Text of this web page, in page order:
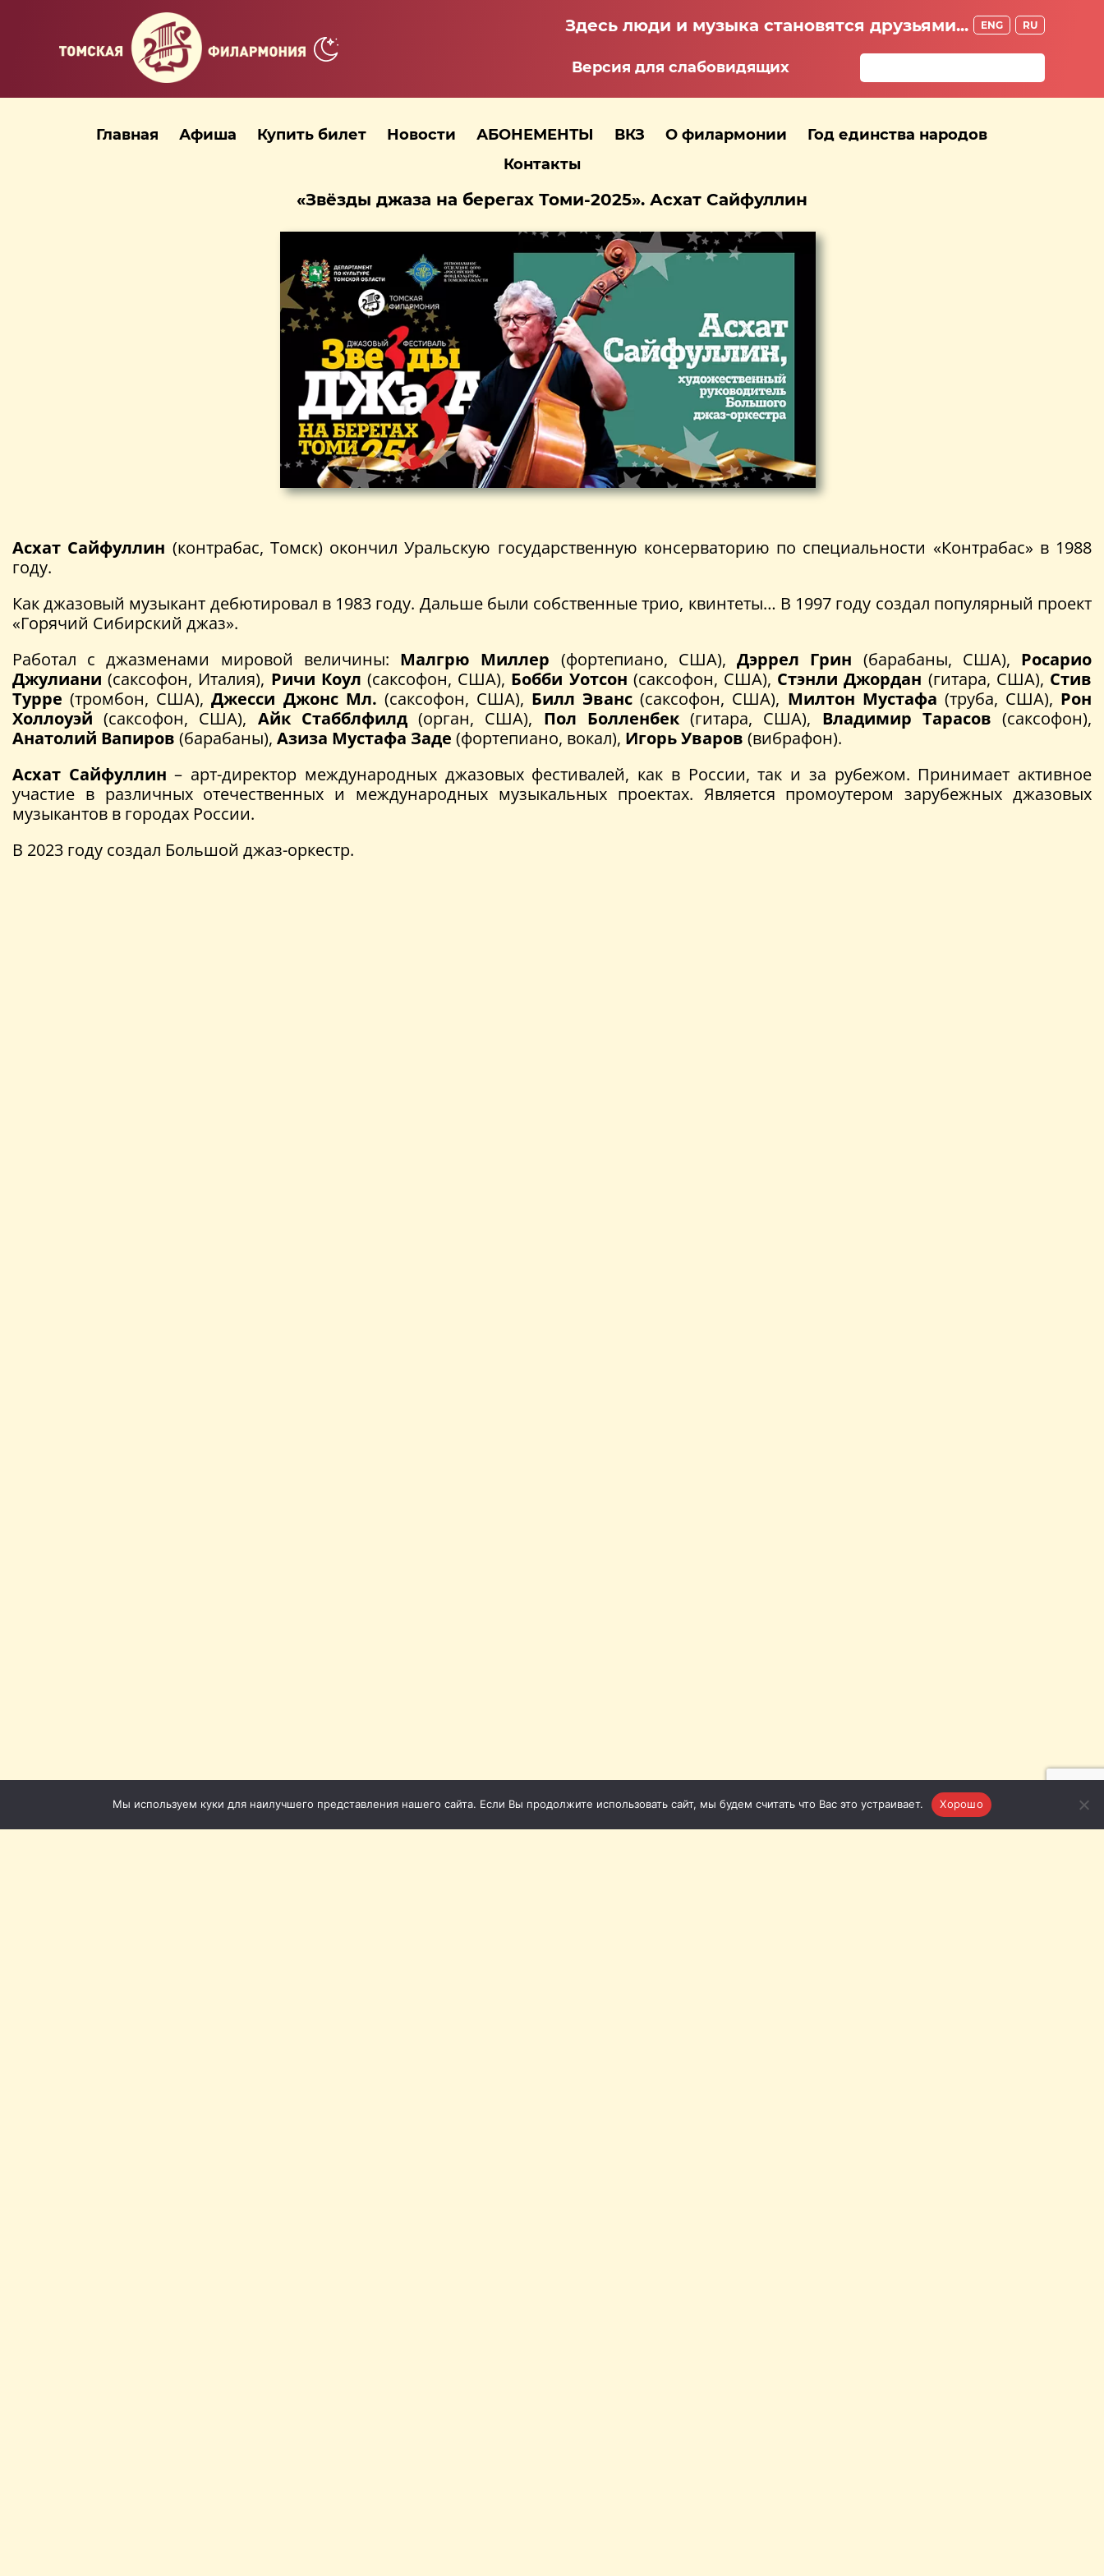
Здесь люди и музыка становятся друзьями... ENG RU
Версия для слабовидящих
Главная Афиша Купить билет Новости АБОНЕМЕНТЫ ВКЗ О филармонии
Год единства народов
Контакты
«Звёзды джаза на берегах Томи-2025». Асхат Сайфуллин
Асхат Сайфуллин (контрабас, Томск) окончил Уральскую государственную консерваторию по специальности «Контрабас» в 1988
году.
Как джазовый музыкант дебютировал в 1983 году. Дальше были собственные трио, квинтеты… В 1997 году создал популярный проект
«Горячий Сибирский джаз».
Работал с джазменами мировой величины: Малгрю Миллер (фортепиано, США),Дэррел Грин (барабаны, США), Росарио
Джулиани (саксофон, Италия), Ричи Коул (саксофон, США), Бобби Уотсон (саксофон, США), Стэнли Джордан (гитара, США), Стив
Турре (тромбон, США),Джесси Джонс Мл. (саксофон, США), Билл Эванс (саксофон, США), Милтон Мустафа (труба, США), Рон
Холлоуэй (саксофон, США), Айк Стабблфилд(орган, США), Пол Болленбек(гитара, США), Владимир Тарасов (саксофон),
Анатолий Вапиров (барабаны), Азиза Мустафа Заде (фортепиано, вокал), Игорь Уваров (вибрафон).
Асхат Сайфуллин – арт-директор международных джазовых фестивалей, как в России, так и за рубежом. Принимает активное
участие в различных отечественных и международных музыкальных проектах. Является промоутером зарубежных джазовых
музыкантов в городах России.
В 2023 году создал Большой джаз-оркестр.
Мы используем куки для наилучшего представления нашего сайта. Если Вы продолжите использовать сайт, мы будем считать что Вас это устраивает. Хорошо